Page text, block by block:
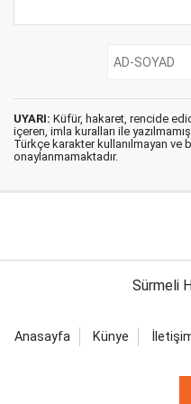
UYARI: Küfür, hakaret, rencide
içeren, imla kuralları ile
Türkçe karakter kullanılmayan ve
onaylanmamaktadır.
Sürmeli
Anasayfa Künye